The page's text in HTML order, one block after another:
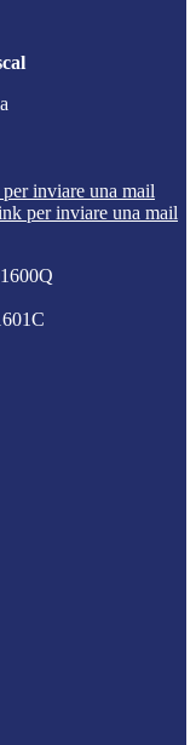
inviare una mail
per inviare una mail